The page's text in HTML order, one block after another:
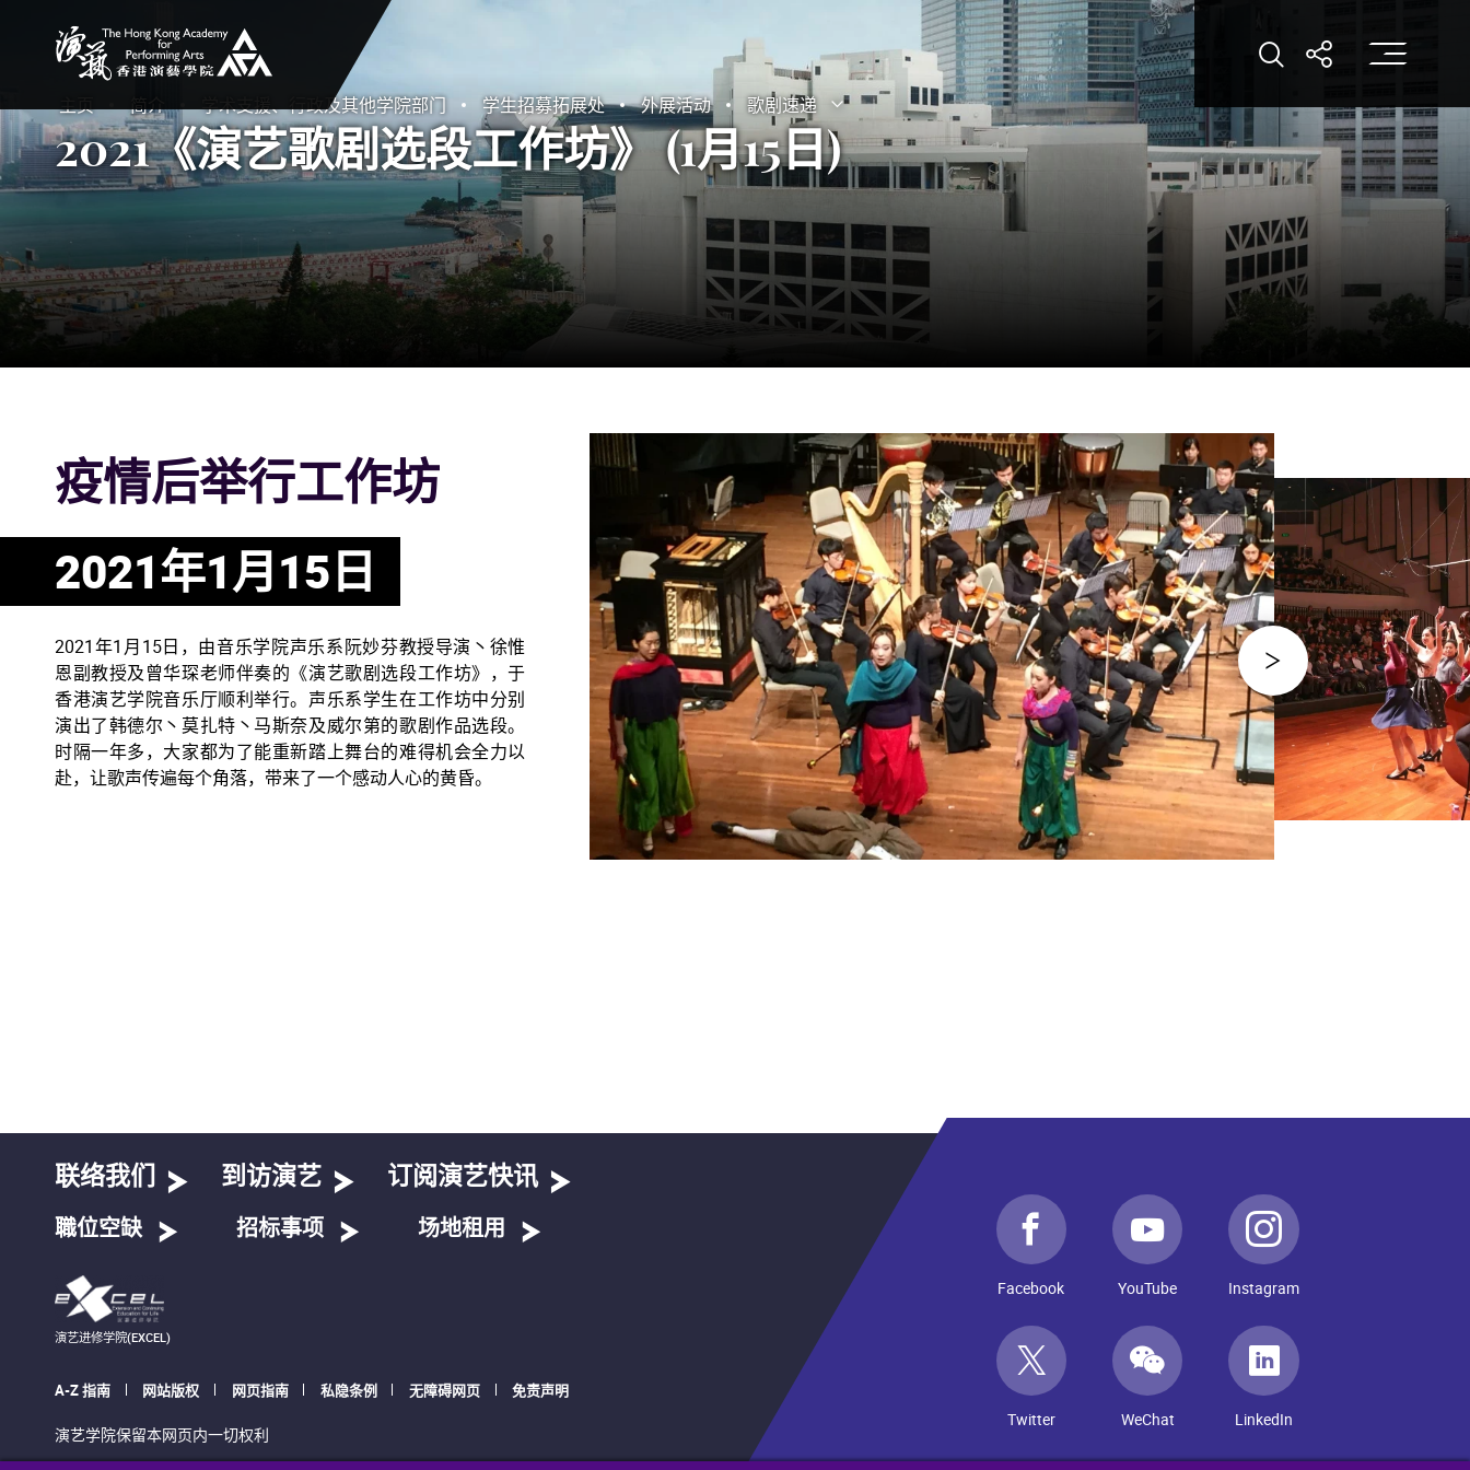
打开搜索打开分享打
主页 简介 学术支援、行政及其他学院部门 学生招募拓展处 外展活动 歌剧速递 打开子菜单
关闭子菜单
2021《演艺歌剧选段工作坊》 (1月15日)
疫情后举行工作坊
2021年1月15日
2021年1月15日，由音乐学院声乐系阮妙芬教授导演丶徐惟
恩副教授及曾华琛老师伴奏的《演艺歌剧选段工作坊》，于
香港演艺学院音乐厅顺利举行。声乐系学生在工作坊中分别
演出了韩德尔丶莫扎特丶马斯奈及威尔第的歌剧作品选段。
时隔一年多，大家都为了能重新踏上舞台的难得机会全力以
赴，让歌声传遍每个角落，带来了一个感动人心的黄昏。
联络我们 到访演艺 订阅演艺快讯
職位空缺 招标事项 场地租用
演艺进修学院(EXCEL)
A-Z 指南 网站版权 网页指南 私隐条例 无障碍网页 免责声明
演艺学院保留本网页内一切权利
Facebook YouTube Instagram
Twitter WeChat LinkedIn